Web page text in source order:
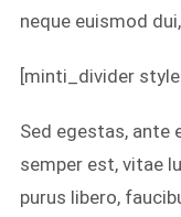
neque euismod
[minti_divider
Sed egestas, ante
semper est, vitae
purus libero,